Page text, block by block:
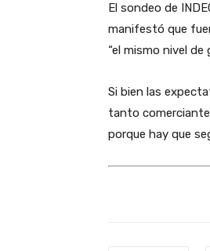
El sondeo de
manifestó que
“el mismo nivel de
Si bien las
tanto
porque hay que